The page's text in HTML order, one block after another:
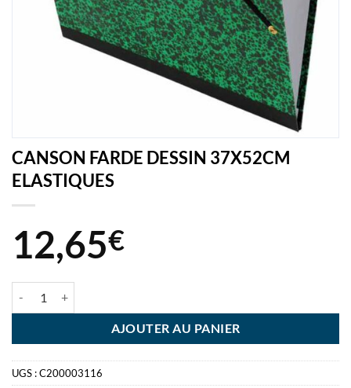
CANSON FARDE DESSIN 37X52CM
ELASTIQUES
12,65€
AJOUTER AU PANIER
UGS :C200003116